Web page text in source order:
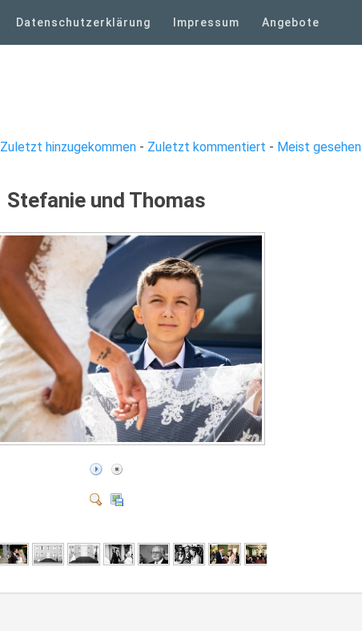
Datenschutzerklärung Impressum Angebote
Zuletzt hinzugekommen- Zuletzt kommentiert - Meist gesehen
Stefanie und Thomas